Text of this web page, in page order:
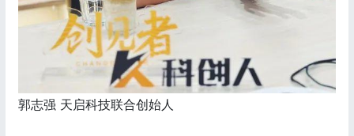
郭志强 天启科技联合创始人